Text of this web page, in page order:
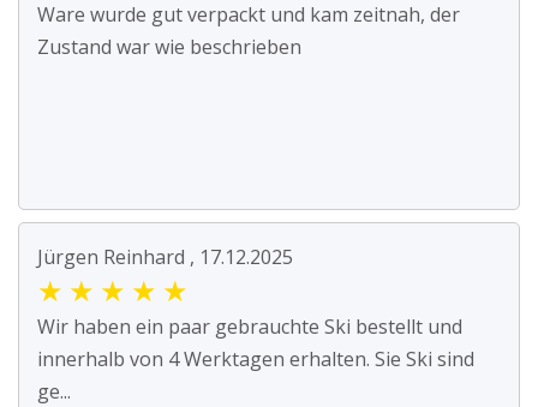
Ware wurde gut verpackt und kam zeitnah, der
Zustand war wie beschrieben
Jürgen Reinhard , 17.12.2025
★ ★ ★ ★ ★
Wir haben ein paar gebrauchte Ski bestellt und
innerhalb von 4 Werktagen erhalten. Sie Ski sind
ge...